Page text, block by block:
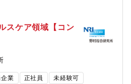
グプロジェクトだけでなく、顧客に
を得て、お客様とともに栄える」に
た課題解決や、それを通じた自己成
情熱を持てること。【具体的な職務
シング、BDD支援及び投資先への
M&A・事業再編などのコンサルティ
。【携わるビジネス・サービス・テ
ライベートエクイティファンドのソ
ーシング。・プライベートエクイテ
スケア領域【コン
業 正社員 未経験可